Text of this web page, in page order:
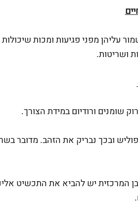
עליהן מפני פגיעות ומכות
ושריטות.
שומנים ורודיום במידת הצורך.
ובכך נבריק את הזהב. מדובר
המרכזית יש להביא את התכשיט